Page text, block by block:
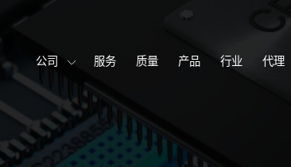
公司 服务 质量 产品 行业 代理